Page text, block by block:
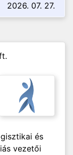
2026. 07. 27.
és
vezetői